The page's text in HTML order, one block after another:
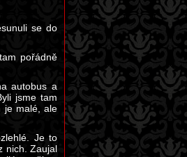
se do
pořádně
autobus a
jsme tam
je malé, ale
Je to
nich. Zaujal